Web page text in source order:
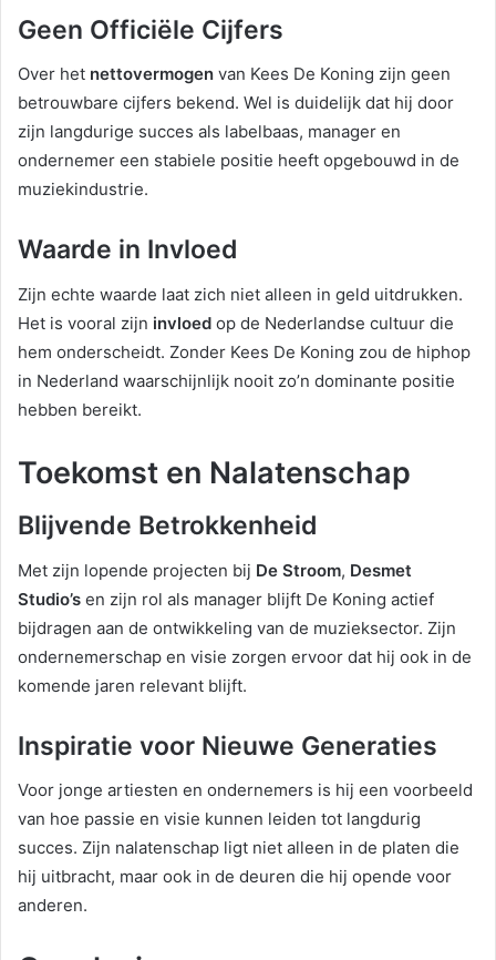
Geen Officiële Cijfers
Over het nettovermogen van Kees De Koning zijn geen
betrouwbare cijfers bekend. Wel is duidelijk dat hij door
zijn langdurige succes als labelbaas, manager en
ondernemer een stabiele positie heeft opgebouwd in de
muziekindustrie.
Waarde in Invloed
Zijn echte waarde laat zich niet alleen in geld uitdrukken.
Het is vooral zijn invloed op de Nederlandse cultuur die
hem onderscheidt. Zonder Kees De Koning zou de hiphop
in Nederland waarschijnlijk nooit zo’n dominante positie
hebben bereikt.
Toekomst en Nalatenschap
Blijvende Betrokkenheid
Met zijn lopende projecten bij De Stroom, Desmet
Studio’s en zijn rol als manager blijft De Koning actief
bijdragen aan de ontwikkeling van de muzieksector. Zijn
ondernemerschap en visie zorgen ervoor dat hij ook in de
komende jaren relevant blijft.
Inspiratie voor Nieuwe Generaties
Voor jonge artiesten en ondernemers is hij een voorbeeld
van hoe passie en visie kunnen leiden tot langdurig
succes. Zijn nalatenschap ligt niet alleen in de platen die
hij uitbracht, maar ook in de deuren die hij opende voor
anderen.